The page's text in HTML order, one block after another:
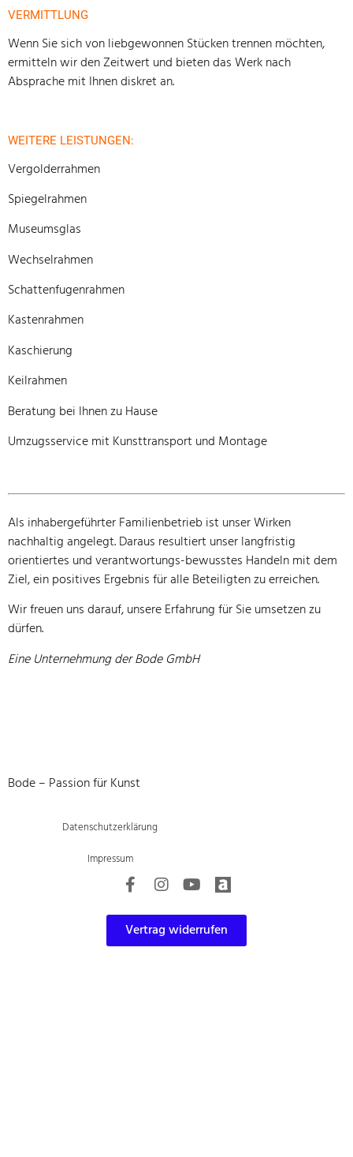
VERMITTLUNG
Wenn Sie sich von liebgewonnen Stücken trennen möchten,
ermitteln wir den Zeitwert und bieten das Werk nach
Absprache mit Ihnen diskret an.
WEITERE LEISTUNGEN:
Vergolderrahmen
Spiegelrahmen
Museumsglas
Wechselrahmen
Schattenfugenrahmen
Kastenrahmen
Kaschierung
Keilrahmen
Beratung bei Ihnen zu Hause
Umzugsservice mit Kunsttransport und Montage
Als inhabergeführter Familienbetrieb ist unser Wirken
nachhaltig angelegt. Daraus resultiert unser langfristig
orientiertes und verantwortungs-bewusstes Handeln mit dem
Ziel, ein positives Ergebnis für alle Beteiligten zu erreichen.
Wir freuen uns darauf, unsere Erfahrung für Sie umsetzen zu
dürfen.
Eine Unternehmung der Bode GmbH
Bode – Passion für Kunst
Datenschutzerklärung
Impressum
Vertrag widerrufen